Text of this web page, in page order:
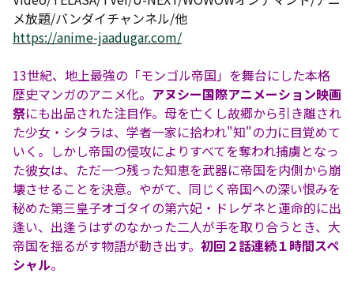
メ放題/バンダイチャンネル/他
https://anime-jaadugar.com/
13世紀、地上最強の「モンゴル帝国」を舞台にした本格
歴史マンガのアニメ化。 アヌシー国際アニメーション映画
祭にも出品された注目作。母を亡くし故郷から引き離され
た少女・シタラは、学者一家に拾われ"知"の力に目覚めて
いく。しかし帝国の侵攻によりすべてを奪われ捕虜となっ
た彼女は、ただ一つ残った知恵を武器に帝国を内側から崩
壊させることを決意。やがて、同じく帝国への深い恨みを
秘めた第三皇子オゴタイの第六妃・ドレゲネと運命的に出
逢い、出逢うはずのなかった二人が手を取り合うとき、大
帝国を揺るがす物語が動き出す。 初回２話連続１時間スペ
シャル。